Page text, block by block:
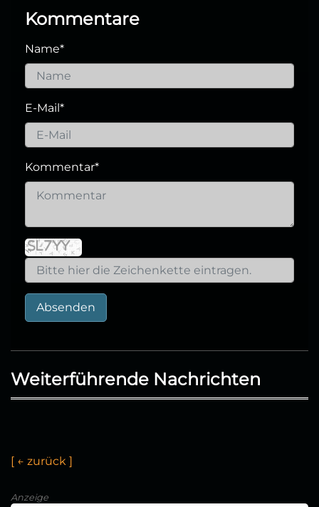
Kommentare
Name*
E-Mail*
Kommentar*
Absenden
Weiterführende Nachrichten
[ ← zurück ]
Anzeige